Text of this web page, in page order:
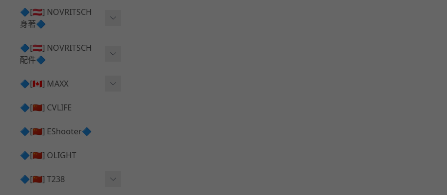
手持 裝備 ⧸ 偽裝
披肩 ⧸ Shoulder Piece
onie
AR ⧸ DMR 彈匣用
SMG ⧸ SSR90 彈匣用
腰包 ⧸ 萬用包
HPA 氣瓶袋 ⧸ 水袋包
手槍 彈匣用
🔷[🇦🇹] NOVRITSCH
身著🔷
闊邊帽 ⧸ Boonie Hat
戰術背心+前掛 ⧸ Plate Car
rier+Flap
tlebelt
護目鏡 ⧸ 除霧器
腰帶 ⧸ 腿掛
🔷[🇦🇹] NOVRITSCH
配件🔷
✅ 快拔槍套 ⧸ 槍背帶
✅ 槍架 ⧸ 訓練靶具 ⧸ 工具
🔷[🇨🇦] MAXX
AEG 活塞頭 ⧸ AEG Piston
HOP座 ⧸ HOP-UP
競速扳機 ⧸ Speed Trigger
彈匣釋放鈕 ⧸ Mag Releas
🔷[🇨🇳] CVLIFE
🔷[🇨🇳] EShooter🔷
🔷[🇨🇳] OLIGHT
🔷[🇨🇳] T238